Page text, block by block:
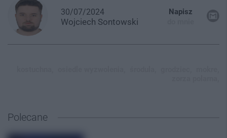
30/07/2024
Wojciech Sontowski
Napisz
Polecane